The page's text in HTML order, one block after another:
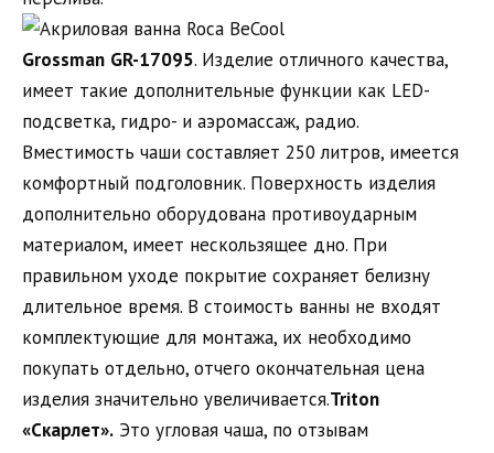
Grossman GR-17095. Изделие отличного качества,
имеет такие дополнительные функции как LED-
подсветка, гидро- и аэромассаж, радио.
Вместимость чаши составляет 250 литров, имеется
комфортный подголовник. Поверхность изделия
дополнительно оборудована противоударным
материалом, имеет нескользящее дно. При
правильном уходе покрытие сохраняет белизну
длительное время. В стоимость ванны не входят
комплектующие для монтажа, их необходимо
покупать отдельно, отчего окончательная цена
изделия значительно увеличивается.Triton
«Скарлет». Это угловая чаша, по отзывам